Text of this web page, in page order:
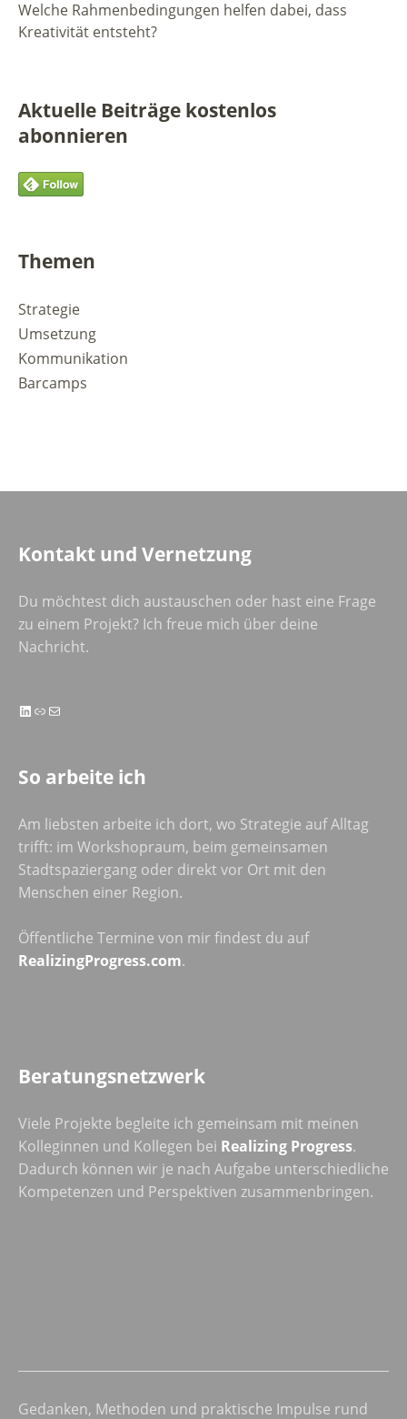
Welche Rahmenbedingungen helfen dabei, dass
Kreativität entsteht?
Aktuelle Beiträge kostenlos
abonnieren
Themen
Strategie
Umsetzung
Kommunikation
Barcamps
Kontakt und Vernetzung
Du möchtest dich austauschen oder hast eine Frage
zu einem Projekt? Ich freue mich über deine
Nachricht.
LinkedIn
LinkE-Mail
So arbeite ich
Am liebsten arbeite ich dort, wo Strategie auf Alltag
trifft: im Workshopraum, beim gemeinsamen
Stadtspaziergang oder direkt vor Ort mit den
Menschen einer Region.
Öffentliche Termine von mir findest du auf
RealizingProgress.com.
Beratungsnetzwerk
Viele Projekte begleite ich gemeinsam mit meinen
Kolleginnen und Kollegen bei Realizing Progress.
Dadurch können wir je nach Aufgabe unterschiedliche
Kompetenzen und Perspektiven zusammenbringen.
Gedanken, Methoden und praktische Impulse rund